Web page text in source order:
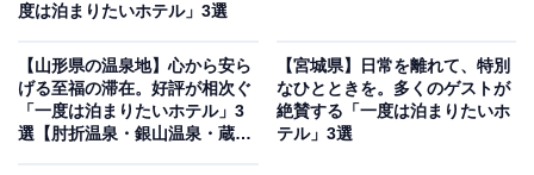
ホテル春慶屋（画像：「ホテル春慶屋」公式Webサイトより）
「ホテル春慶屋」は、武雄温泉で唯一の100％かけ流し
度は泊まりたいホテル」3選
【山形県の温泉地】心から安ら
げる至福の滞在。好評が相次ぐ
「一度は泊まりたいホテル」3
選【肘折温泉・銀山温泉・蔵王
【宮城県】日常を離れて、特別
なひとときを。多くのゲストが
絶賛する「一度は泊まりたいホ
テル」3選